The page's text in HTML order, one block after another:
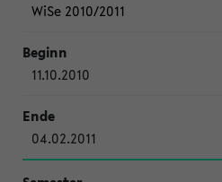
WiSe 2010/2011
11.10.2010
04.02.2011